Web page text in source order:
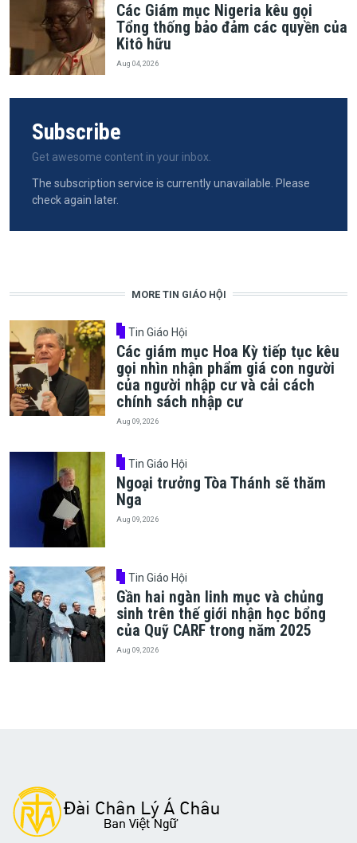
Các Giám mục Nigeria kêu gọi
Tổng thống bảo đảm các quyền của
Kitô hữu
Aug 04, 2026
Subscribe
Get awesome content in your inbox.
The subscription service is currently unavailable. Please
check again later.
MORE TIN GIÁO HỘI
Tin Giáo Hội
Các giám mục Hoa Kỳ tiếp tục kêu
gọi nhìn nhận phẩm giá con người
của người nhập cư và cải cách
chính sách nhập cư
Aug 09, 2026
Tin Giáo Hội
Ngoại trưởng Tòa Thánh sẽ thăm
Nga
Aug 09, 2026
Tin Giáo Hội
Gần hai ngàn linh mục và chủng
sinh trên thế giới nhận học bổng
của Quỹ CARF trong năm 2025
Aug 09, 2026